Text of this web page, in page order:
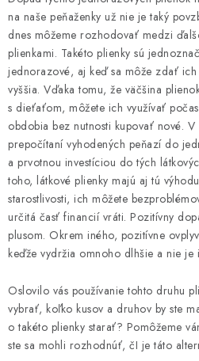
KNIHY
DARČEKOVÉ BOXY
O nás Všeobecné obchodné
Reklamačný poriadok
Podmienky ochrany osobných údajov
Formulár na odstúpenie od zmluvy
Moja objednávka
na naše peňaženky už nie je taký
dnes môžeme rozhodovať medzi
plienkami. Takéto plienky sú
jednorazové, aj keď sa môže zdať
vyššia. Vďaka tomu, že väčšina
s dieťaťom, môžete ich využívať
obdobia bez nutnosti kupovať nové.
prepočítaní vyhodených peňazí do
a prvotnou investíciou do tých
toho, látkové plienky majú aj tú
starostlivosti, ich môžete
určitá časť financií vráti. Pozitívny
plusom. Okrem iného, pozitívne
keďže vydržia omnoho dlhšie a nie je
Oslovilo vás používanie tohto druhu
vybrať, koľko kusov a druhov by ste
o takéto plienky starať? Pomôžeme
ste sa mohli rozhodnúť, čI je táto